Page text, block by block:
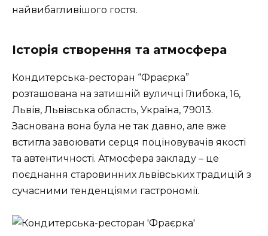
найвибагливішого гостя.
Історія створення та атмосфера
Кондитерська-ресторан “Фраєрка”
розташована на затишній вуличці Глибока, 16,
Львів, Львівська область, Україна, 79013.
Заснована вона була не так давно, але вже
встигла завоювати серця поціновувачів якості
та автентичності. Атмосфера закладу – це
поєднання старовинних львівських традицій з
сучасними тенденціями гастрономії.